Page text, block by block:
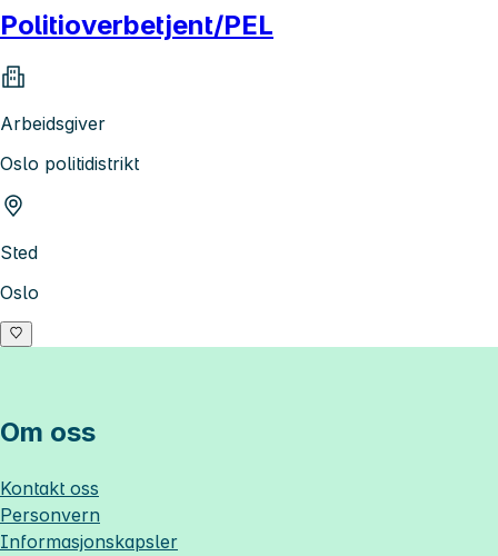
Politioverbetjent/PEL
Arbeidsgiver
Oslo politidistrikt
Sted
Oslo
Om oss
Kontakt oss
Personvern
Informasjonskapsler